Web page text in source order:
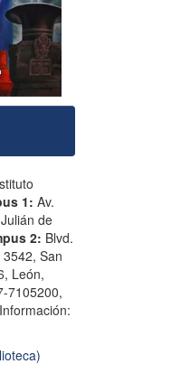
1: Av.
de
2: Blvd.
San
León,
7105200,